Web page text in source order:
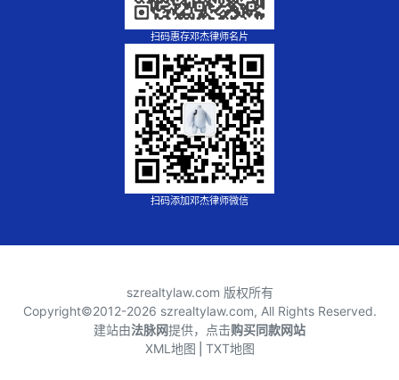
扫码惠存邓杰律师名片
扫码添加邓杰律师微信
szrealtylaw.com 版权所有
Copyright©2012-2026 szrealtylaw.com, All Rights Reserved.
建站由法脉网提供，点击购买同款网站
XML地图 TXT地图